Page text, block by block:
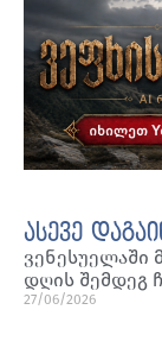
ასევე
ვენესუელაში
დღის შემდეგ
27/06/2026